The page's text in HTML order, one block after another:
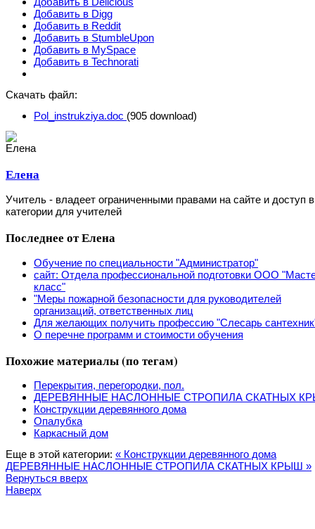
Добавить в Digg
Добавить в Reddit
Добавить в StumbleUpon
Добавить в MySpace
Добавить в Technorati
Скачать файл:
Pol_instrukziya.doc (905 download)
Елена
Учитель - владеет ограниченными правами на сайте и доступ в
категории для учителей
Последнее от Елена
Обучение по специальности "Администратор"
сайт: Отдела профессиональной подготовки ООО
класс"
"Меры пожарной безопасности для руководителей
организаций, ответственных лиц
Для желающих получить профессию "Слесарь
О перечне программ и стоимости обучения
Похожие материалы (по тегам)
Перекрытия, перегородки, пол.
ДЕРЕВЯННЫЕ НАСЛОННЫЕ СТРОПИЛА СКАТНЫХ
Конструкции деревянного дома
Опалубка
Каркасный дом
Еще в этой категории: « Конструкции деревянного дома
ДЕРЕВЯННЫЕ НАСЛОННЫЕ СТРОПИЛА СКАТНЫХ КРЫШ »
Вернуться вверх
Наверх